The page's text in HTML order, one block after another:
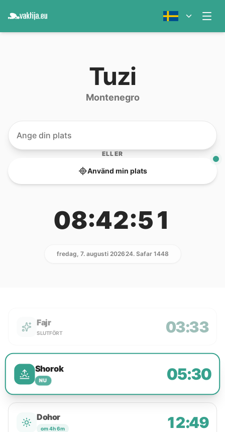
Tuzi
Montenegro
ELLER
Använd min plats
08:42:51
fredag, 7. augusti 202624. Safar 1448
Fajr
SLUTFÖRT 03:33
Shorok
NU 05:30
Dohor
om 4h 6m 12:49